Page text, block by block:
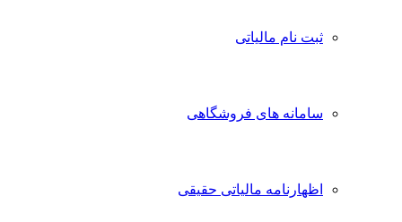
ثبت نام مالیاتی
سامانه های فروشگاهی
اظهارنامه مالیاتی حقیقی